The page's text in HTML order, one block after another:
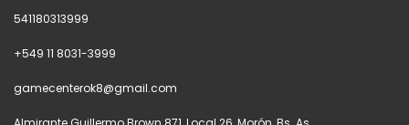
541180313999
+549 11 8031-3999
gamecenterok8@gmail.com